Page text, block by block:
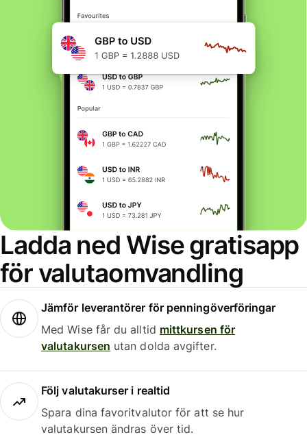
Ladda ned Wise gratisapp
för valutaomvandling
Jämför leverantörer för penningöverföringar
Med Wise får du alltid mittkursen för
valutakursen utan dolda avgifter.
Följ valutakurser i realtid
Spara dina favoritvalutor för att se hur
valutakursen ändras över tid.